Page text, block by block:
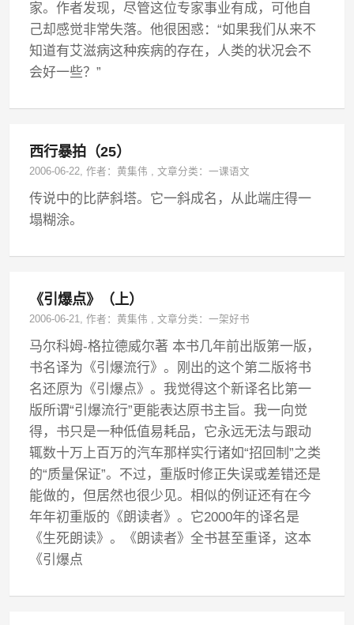
家。作者发现，尽管这位专家事业有成，可他自
己却感觉非常失落。他很困惑：“如果我们从来不
知道有艾滋病这种疾病的存在，人类的状况会不
会好一些？”
西行暴拍（25）
2006-06-22, 作者：黄集伟 ,文章分类：一课语文
传说中的比萨斜塔。它一斜成名，从此端庄得一
塌糊涂。
《引爆点》（上）
2006-06-21, 作者：黄集伟 ,文章分类：一架好书
马尔科姆-格拉德威尔著 本书几年前出版第一版，
书名译为《引爆流行》。刚出的这个第二版将书
名还原为《引爆点》。我觉得这个新译名比第一
版所谓“引爆流行”更能表达原书主旨。我一向觉
得，书只是一种低值易耗品，它永远无法与跟动
辄数十万上百万的汽车那样实行诸如“招回制”之类
的“质量保证”。不过，重版时修正失误或差错还是
能做的，但居然也很少见。相似的例证还有在今
年年初重版的《朗读者》。它2000年的译名是
《生死朗读》。《朗读者》全书甚至重译，这本
《引爆点